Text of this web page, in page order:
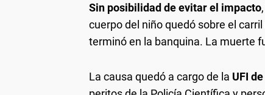
Sin posibilidad de evitar el impacto
cuerpo del niño quedó sobre el
terminó en la banquina. La muerte
La causa quedó a cargo de la UFI